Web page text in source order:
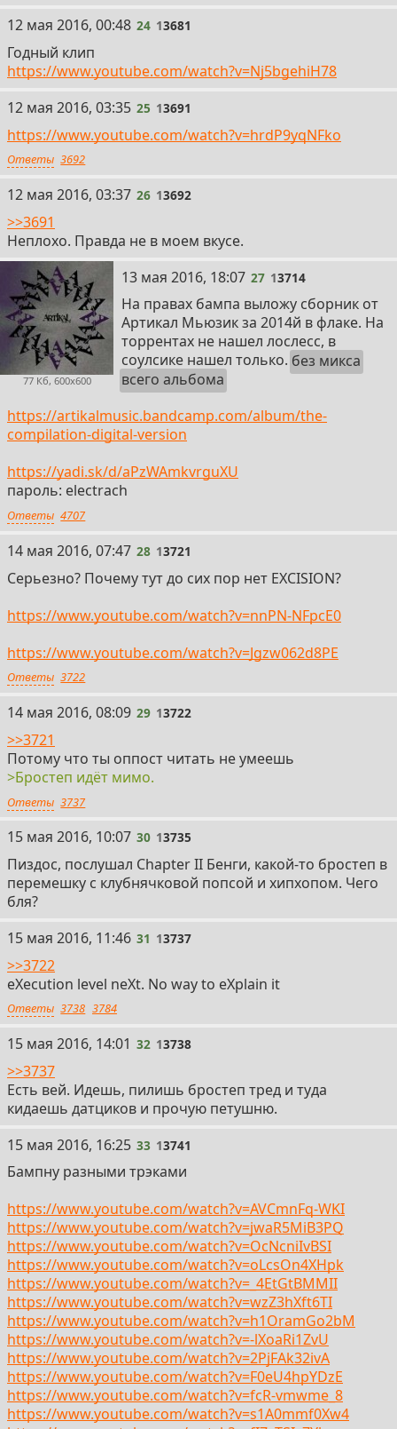
24
12 мая 2016, 00:48 24 13681
Годный клип
https://www.youtube.com/watch?v=Nj5bgehiH78
25
12 мая 2016, 03:35 25 13691
https://www.youtube.com/watch?v=hrdP9yqNFko
Ответы 3692
26
12 мая 2016, 03:37 26 13692
>>3691
Неплохо. Правда не в моем вкусе.
77 Кб, 600x600
27
13 мая 2016, 18:07 27 13714
На правах бампа выложу сборник от
Артикал Мьюзик за 2014й в флаке. На
торрентах не нашел лослесс, в
соулсике нашел только. без микса
всего альбома
https://artikalmusic.bandcamp.com/album/the-
compilation-digital-version
https://yadi.sk/d/aPzWAmkvrguXU
пароль: electrach
Ответы 4707
28
14 мая 2016, 07:47 28 13721
Серьезно? Почему тут до сих пор нет EXCISION?
https://www.youtube.com/watch?v=nnPN-NFpcE0
https://www.youtube.com/watch?v=Jgzw062d8PE
Ответы 3722
29
14 мая 2016, 08:09 29 13722
>>3721
Потому что ты оппост читать не умеешь
>Бростеп идёт мимо.
Ответы 3737
30
15 мая 2016, 10:07 30 13735
Пиздос, послушал Chapter II Бенги, какой-то бростеп в
перемешку с клубнячковой попсой и хипхопом. Чего
бля?
31
15 мая 2016, 11:46 31 13737
>>3722
eXecution level neXt. No way to eXplain it
Ответы 3738 3784
32
15 мая 2016, 14:01 32 13738
>>3737
Есть вей. Идешь, пилишь бростеп тред и туда
кидаешь датциков и прочую петушню.
33
15 мая 2016, 16:25 33 13741
Бампну разными трэками
https://www.youtube.com/watch?v=AVCmnFq-WKI
https://www.youtube.com/watch?v=jwaR5MiB3PQ
https://www.youtube.com/watch?v=OcNcniIvBSI
https://www.youtube.com/watch?v=oLcsOn4XHpk
https://www.youtube.com/watch?v=_4EtGtBMMII
https://www.youtube.com/watch?v=wzZ3hXft6TI
https://www.youtube.com/watch?v=h1OramGo2bM
https://www.youtube.com/watch?v=-lXoaRi1ZvU
https://www.youtube.com/watch?v=2PjFAk32ivA
https://www.youtube.com/watch?v=F0eU4hpYDzE
https://www.youtube.com/watch?v=fcR-vmwme_8
https://www.youtube.com/watch?v=s1A0mmf0Xw4